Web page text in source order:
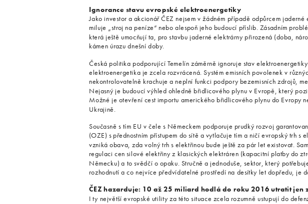
Ignorance stavu evropské elektroenergetiky
Jako investor a akcionář ČEZ nejsem v žádném případě odpůrcem
miluje „stroj na peníze“ nebo alespoň jeho budoucí příslib. Zásadním
která ještě umocňují ta, pro stavbu jaderné elektrárny přirozená (doba,
kámen úrazu dnešní doby.
Česká politika podporující Temelín záměrně ignoruje stav
elektroenergetika je zcela rozvrácená. Systém emisních povolenek v
nekontrolovatelně krachuje a neplní funkci podpory bezemisních zdrojů,
Nejasný je budoucí výhled ohledně břidlicového plynu v Evropě, který
Možné je otevření cest importu amerického břidlicového plynu do Evropy
Ukrajině.
Současně s tím EU v čele s Německem podporuje prudký rozvoj
(OZE) s přednostním přístupem do sítě a vytlačuje tím a ničí evropský trh s
vzniká obava, zda volný trh s elektřinou bude ještě za pár let existovat.
regulaci cen silové elektřiny z klasických elektráren (kapacitní platby do
Německu) a to svědčí o opaku. Stručně a jednoduše, sektor, který
rozhodnutí a co nejvíce předvídatelné prostředí na desítky let dopředu, je
ČEZ hazarduje: 10 až 25 miliard hodlá do roku 2016 utratit jen
I ty největší evropské utility za této situace zcela rozumně ustupují do